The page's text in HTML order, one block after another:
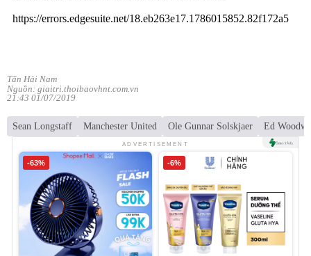
Tấn Hải Nam
Nguồn: giaitri.thoibaovhnt.com.vn
21:43 01/07/2019
Sean Longstaff Manchester United Ole Gunnar Solskjaer Ed
ADVERTISEMENT
-63% -6%